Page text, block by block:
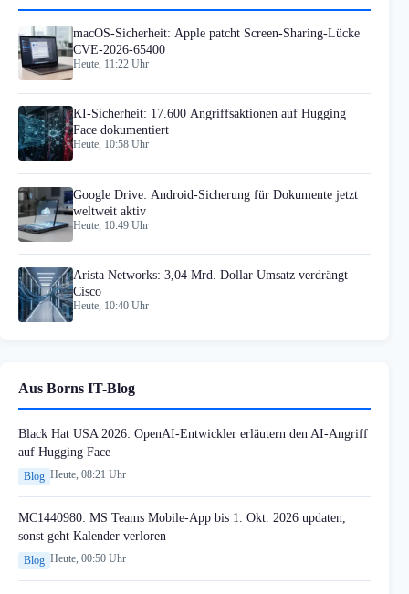
macOS-Sicherheit: Apple patcht Screen-Sharing-Lücke
CVE-2026-65400
Heute, 11:22 Uhr
KI-Sicherheit: 17.600 Angriffsaktionen auf Hugging
Face dokumentiert
Heute, 10:58 Uhr
Google Drive: Android-Sicherung für Dokumente jetzt
weltweit aktiv
Heute, 10:49 Uhr
Arista Networks: 3,04 Mrd. Dollar Umsatz verdrängt
Cisco
Heute, 10:40 Uhr
Aus Borns IT-Blog
Black Hat USA 2026: OpenAI-Entwickler erläutern den AI-Angriff
auf Hugging Face
Blog Heute, 08:21 Uhr
MC1440980: MS Teams Mobile-App bis 1. Okt. 2026 updaten,
sonst geht Kalender verloren
Blog Heute, 00:50 Uhr